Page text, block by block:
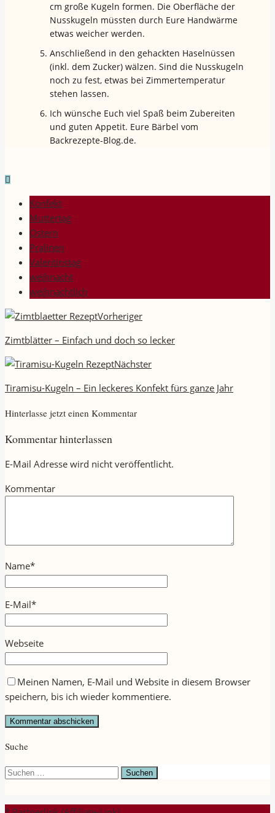
cm große Kugeln formen. Die Oberfläche der
Nusskugeln müssten durch Eure Handwärme
etwas weicher werden.
Anschließend in den gehackten Haselnüssen
(inkl. dem Zucker) wälzen. Sind die Nusskugeln
noch zu fest, etwas bei Zimmertemperatur
stehen lassen.
Ich wünsche Euch viel Spaß beim Zubereiten
und guten Appetit. Eure Bärbel vom
Backrezepte-Blog.de.
Konfekt
Muttertag
Ostern
Pralinen
Valentinstag
weihnacht
weihnachtlich
Vorheriger
Zimtblätter – Einfach und doch so lecker
Nächster
Tiramisu-Kugeln – Ein leckeres Konfekt fürs ganze Jahr
Hinterlasse jetzt einen Kommentar
Kommentar hinterlassen
E-Mail Adresse wird nicht veröffentlicht.
Kommentar
Name*
E-Mail*
Webseite
Meinen Namen, E-Mail und Website in diesem Browser
speichern, bis ich wieder kommentiere.
Suche
Suchen